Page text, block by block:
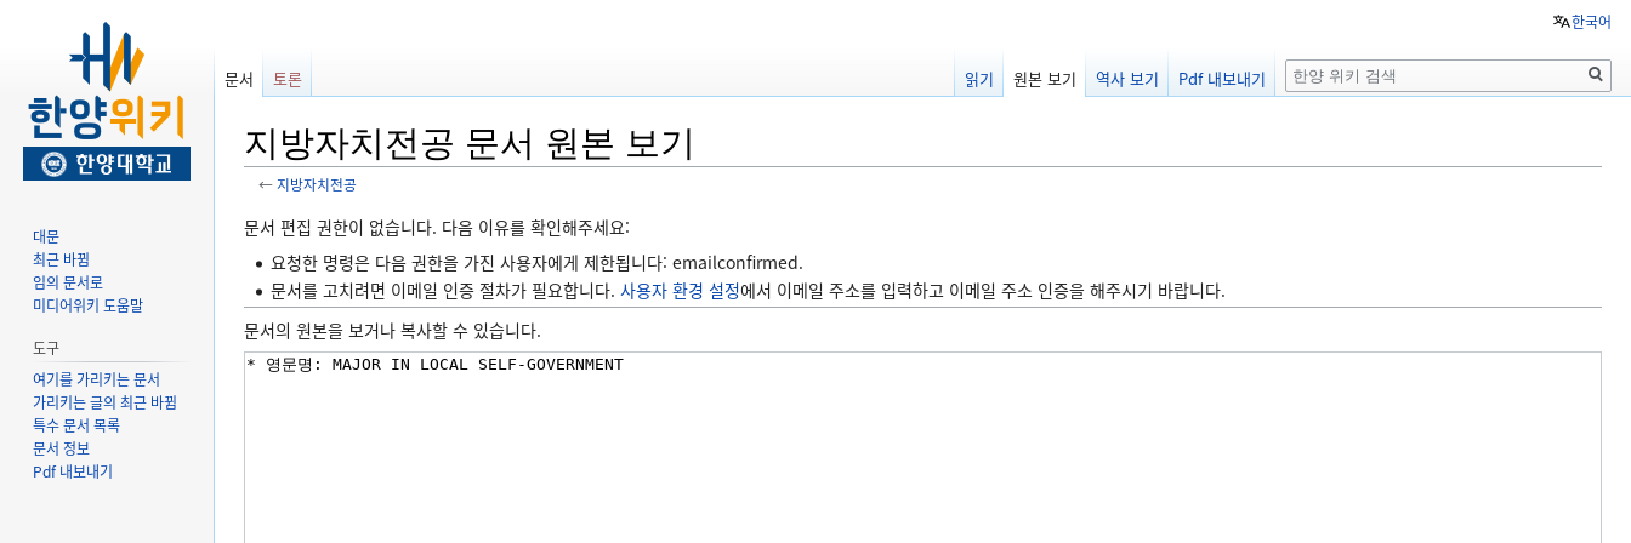
지방자치전공 문서 원본 보기
←지방자치전공
둘
기
로
가
검
러
가
기
문서 편집 권한이 없습니다. 다음 이유를 확인해주세요:
요청한 명령은 다음 권한을 가진 사용자에게 제한됩니다: emailconfirmed.
문서를 고치려면 이메일 인증 절차가 필요합니다.사용자 환경 설정에서 이메일 주소를 입력하고 이메일 주소 인증을 해주시기 바랍니다.
문서의 원본을 보거나 복사할 수 있습니다.
한국어
문서 토론 읽기 원본 보기 역사 보기 Pdf 내보내기
검
색
대문
최근 바뀜
임의 문서로
미디어위키 도움말
도구
여기를 가리키는 문서
가리키는 글의 최근 바뀜
특수 문서 목록
문서 정보
Pdf 내보내기